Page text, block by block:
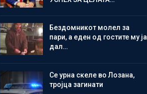
Бездомникот молел за
пари, а еден од гостите му ја
дал…
Се урна скеле во Лозана,
тројца загинати